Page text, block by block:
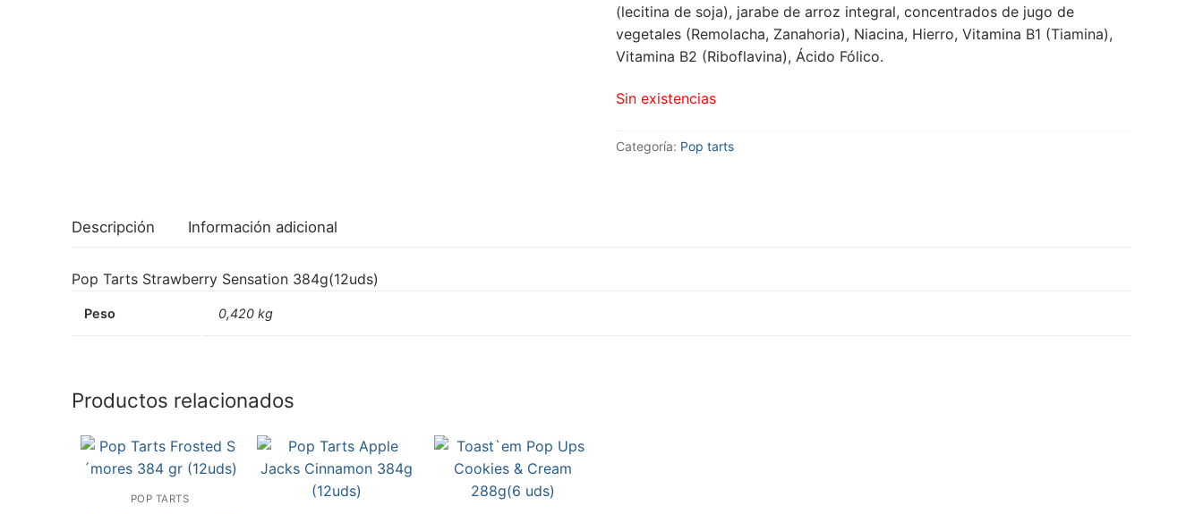
(lecitina de soja), jarabe de arroz integral, concentrados de jugo de
vegetales (Remolacha, Zanahoria), Niacina, Hierro, Vitamina B1 (Tiamina),
Vitamina B2 (Riboflavina), Ácido Fólico.
Sin existencias
Categoría: Pop tarts
Descripción Información adicional
Pop Tarts Strawberry Sensation 384g(12uds)
Peso 0,420 kg
Productos relacionados
POP TARTS